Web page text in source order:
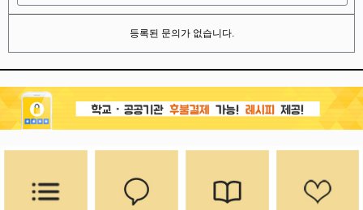
등록된 문의가 없습니다.